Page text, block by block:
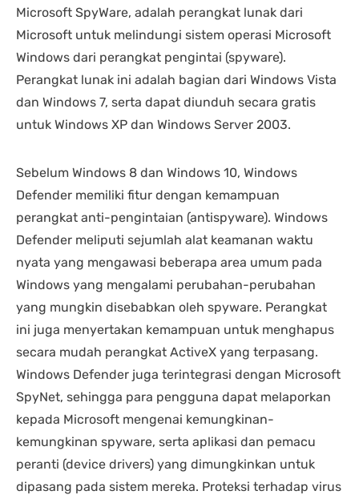
Microsoft SpyWare, adalah perangkat lunak dari
Microsoft untuk melindungi sistem operasi Microsoft
Windows dari perangkat pengintai (spyware).
Perangkat lunak ini adalah bagian dari Windows Vista
dan Windows 7, serta dapat diunduh secara gratis
untuk Windows XP dan Windows Server 2003.
Sebelum Windows 8 dan Windows 10, Windows
Defender memiliki fitur dengan kemampuan
perangkat anti-pengintaian (antispyware). Windows
Defender meliputi sejumlah alat keamanan waktu
nyata yang mengawasi beberapa area umum pada
Windows yang mengalami perubahan-perubahan
yang mungkin disebabkan oleh spyware. Perangkat
ini juga menyertakan kemampuan untuk menghapus
secara mudah perangkat ActiveX yang terpasang.
Windows Defender juga terintegrasi dengan Microsoft
SpyNet, sehingga para pengguna dapat melaporkan
kepada Microsoft mengenai kemungkinan-
kemungkinan spyware, serta aplikasi dan pemacu
peranti (device drivers) yang dimungkinkan untuk
dipasang pada sistem mereka. Proteksi terhadap virus